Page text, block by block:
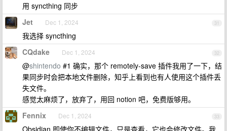
用 syncthing 同步
31
Jet Dec 1, 2024
我选择 syncthing
32
CQdake Dec 1, 2024
@shintendo #1 确实，那个 remotely-save 插件我用了一下，结
果同步时会把本地文件删除，知乎上看到也有人使用这个插件丢
失文件。
感觉太麻烦了，放弃了，用回 notion 吧，免费版够用。
33
Fennix Dec 1, 2024
Obsidian 即使你不编辑文件，只是查看，它也会修改文件。我